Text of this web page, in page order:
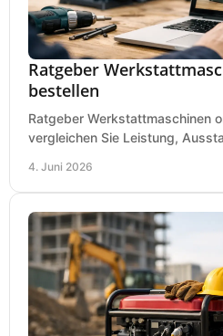
Ratgeber
bestellen
Ratgeber Werkstattmaschinen
vergleichen Sie Leistung,
4. Juni 2026